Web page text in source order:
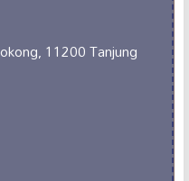
11200 Tanjung